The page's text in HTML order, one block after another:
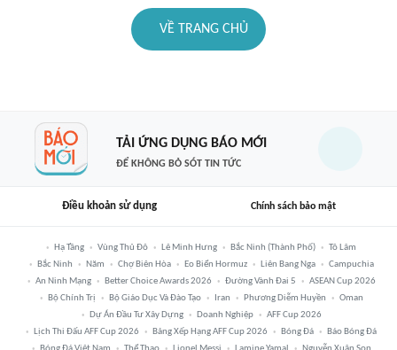
VỀ TRANG CHỦ
TẢI ỨNG DỤNG BÁO MỚI
ĐỂ KHÔNG BỎ SÓT TIN TỨC
Điều khoản sử dụng Chính sách bảo mật
Hạ Tầng Vùng Thủ Đô Lê Minh Hưng Bắc Ninh (thành Phố)
Tô Lâm
Bắc Ninh
Năm Chợ Biên Hòa Eo Biển Hormuz Liên Bang Nga
Campuchia
An Ninh Mạng
Better Choice Awards 2026 Đường Vành Đai 5
ASEAN Cup 2026
Bộ Chính Trị
Bộ Giáo Dục Và Đào Tạo Iran Phương Diễm Huyền
Oman
Dự Án Đầu Tư Xây Dựng
Doanh Nghiệp
AFF Cup 2026
Lịch Thi Đấu AFF Cup 2026
Bảng Xếp Hạng AFF Cup 2026 Bóng Đá
Báo Bóng Đá